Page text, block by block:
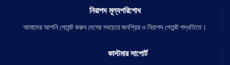
নিরাপদ মূল্যপরিশোধ
আমাদের আপনি পেমেন্ট করুন দেশের সবচেয়ে জনপ্রিয় ও নিরাপদ পেমেন্ট পদ্ধতিতে।
কাস্টমার সাপোর্ট